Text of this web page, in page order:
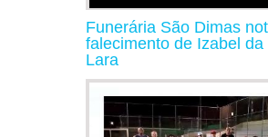
Funerária São Dimas
falecimento de Izabel da
Lara